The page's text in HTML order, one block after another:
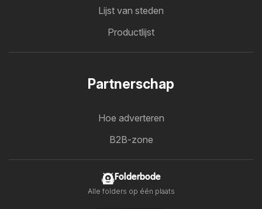
Lijst van steden
Productlijst
Partnerschap
Hoe adverteren
B2B-zone
Folderbode
Alle folders op één plaats